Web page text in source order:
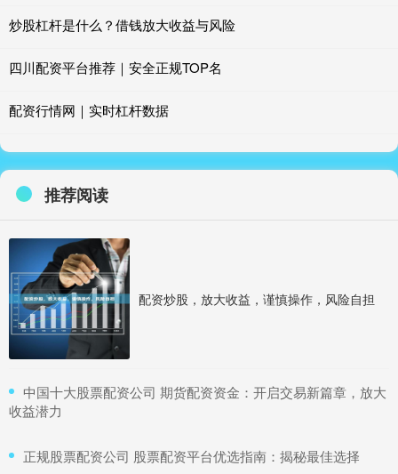
炒股杠杆是什么？借钱放大收益与风险
四川配资平台推荐｜安全正规TOP名
配资行情网｜实时杠杆数据
推荐阅读
配资炒股，放大收益，谨慎操作，风险自担
​中国十大股票配资公司 期货配资资金：开启交易新篇章，放大
收益潜力
​正规股票配资公司 股票配资平台优选指南：揭秘最佳选择